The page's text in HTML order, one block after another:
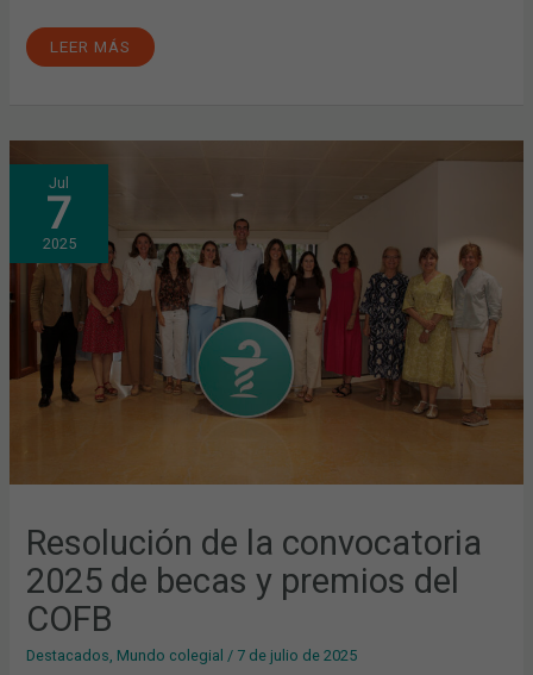
LEER MÁS
Jul
7
2025
Resolución de la convocatoria
2025 de becas y premios del
COFB
Destacados, Mundo colegial / 7 de julio de 2025
RESOLUCIÓN
DE
LA
CONVOCATORIA
2025
DE
BECAS
Y
PREMIOS
DEL
COFB